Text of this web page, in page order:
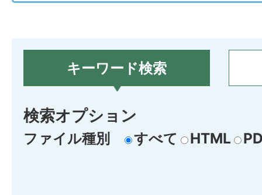
キーワード検索
検索オプション
ファイル種別 すべて HTML